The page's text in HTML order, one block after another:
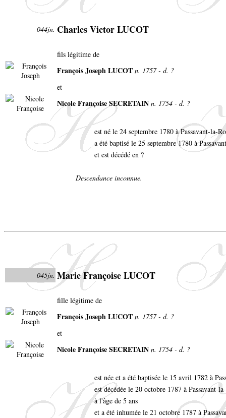
044jn. Charles Victor LUCOT
fils légitime de
François Joseph LUCOT n. 1757 - d. ?
et
Nicole Françoise SECRETAIN n. 1754 - d. ?
est né le 24 septembre 1780 à Passavant-la-
a été baptisé le 25 septembre 1780 à
et est décédé en ?
Descendance inconnue.
045jn. Marie Françoise LUCOT
fille légitime de
François Joseph LUCOT n. 1757 - d. ?
et
Nicole Françoise SECRETAIN n. 1754 - d. ?
est née et a été baptisée le 15 avril 1782 à
est décédée le 20 octobre 1787 à Passavant-
à l'âge de 5 ans
et a été inhumée le 21 octobre 1787 à